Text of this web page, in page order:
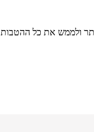
ולממש את כל